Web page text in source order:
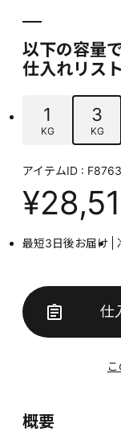
以下の容量で
仕入れリス
1
KG
3
KG
アイテムID : F8763
最短3日後お届け
仕
概要